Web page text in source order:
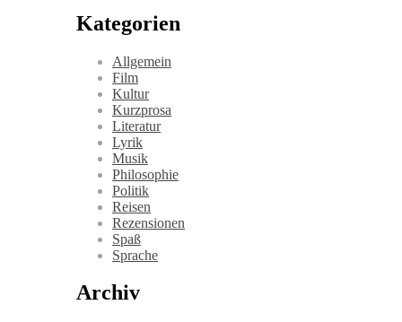
Kategorien
Allgemein
Film
Kultur
Kurzprosa
Literatur
Lyrik
Musik
Philosophie
Politik
Reisen
Rezensionen
Spaß
Sprache
Archiv